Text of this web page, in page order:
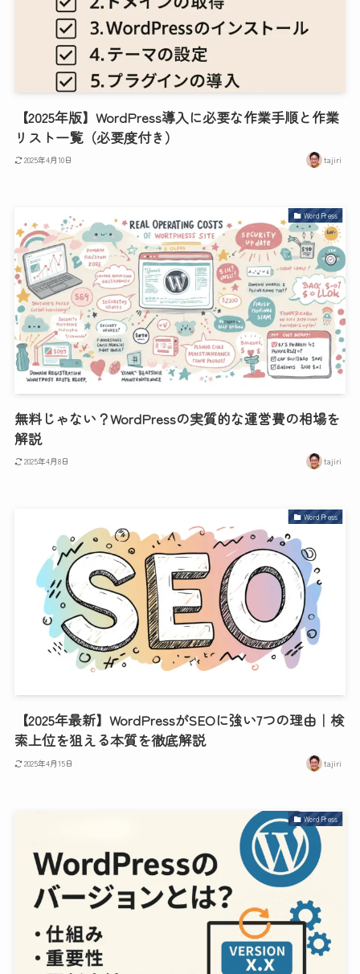
【2025年版】WordPress導入に必要な作業手順と作業
リスト一覧（必要度付き）
2025年4月10日 tajiri
WordPress
無料じゃない？WordPressの実質的な運営費の相場を
解説
2025年4月8日 tajiri
WordPress
【2025年最新】WordPressがSEOに強い7つの理由｜検
索上位を狙える本質を徹底解説
2025年4月15日 tajiri
WordPress